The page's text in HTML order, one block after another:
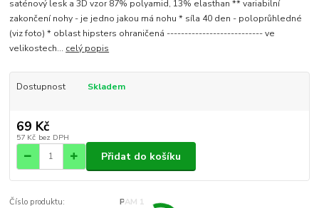
saténový lesk a 3D vzor 87% polyamid, 13% elasthan ** variabilní
zakončení nohy - je jedno jakou má nohu * síla 40 den - poloprůhledné
(viz foto) * oblast hipsters ohraničená --------------------------- ve
velikostech... celý popis
Dostupnost Skladem
69 Kč
57 Kč bez DPH
Přidat do košíku
Číslo produktu: PAM 1